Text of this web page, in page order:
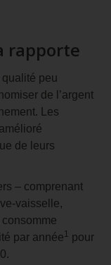
rapporte
peu
de l’argent
Les
de leurs
– comprenant
vaisselle,
par année1 pour